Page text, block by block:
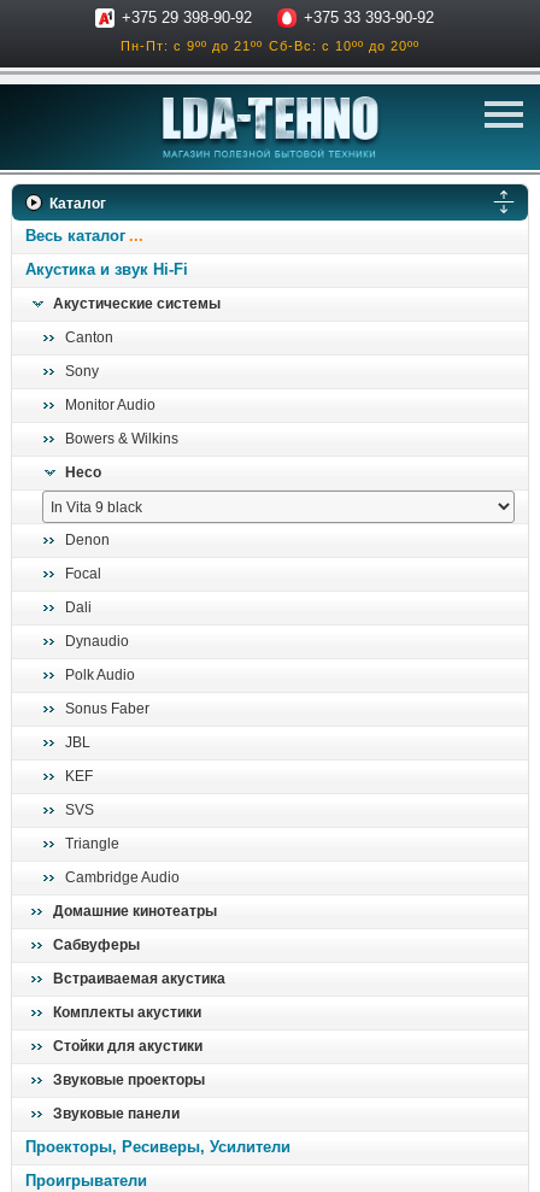
+375 29 398-90-92 +375 33 393-90-92
Пн-Пт: с 9ºº до 21ºº Сб-Вс: с 10ºº до 20ºº
телевизоры
ресиверы, усилители
Каталог
Весь каталог
Акустика и звук Hi-Fi
Акустические системы
Canton
Sony
Monitor Audio
Bowers & Wilkins
Heco
Denon
Focal
Dali
Dynaudio
Polk Audio
Sonus Faber
JBL
KEF
SVS
Triangle
Cambridge Audio
Домашние кинотеатры
Сабвуферы
Встраиваемая акустика
Комплекты акустики
Стойки для акустики
Звуковые проекторы
Звуковые панели
Проекторы, Ресиверы, Усилители
Проигрыватели